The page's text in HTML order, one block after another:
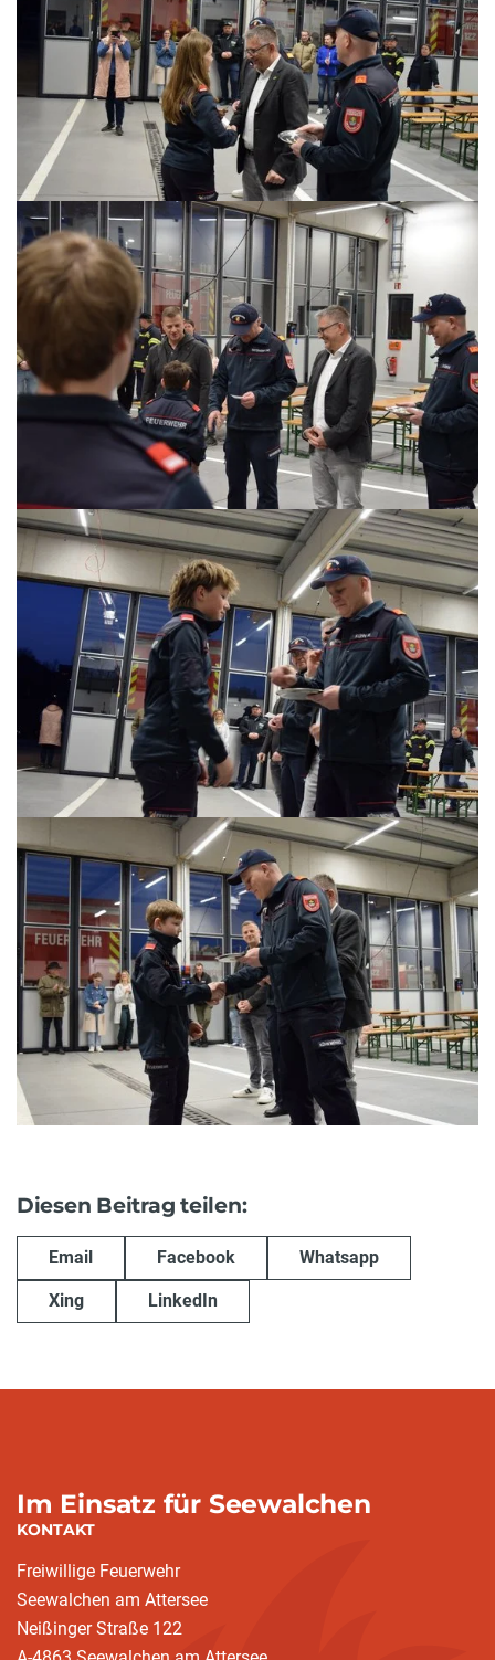
Diesen Beitrag teilen:
Email Facebook Whatsapp
Xing LinkedIn
Im Einsatz für Seewalchen
KONTAKT
Freiwillige Feuerwehr
Seewalchen am Attersee
Neißinger Straße 122